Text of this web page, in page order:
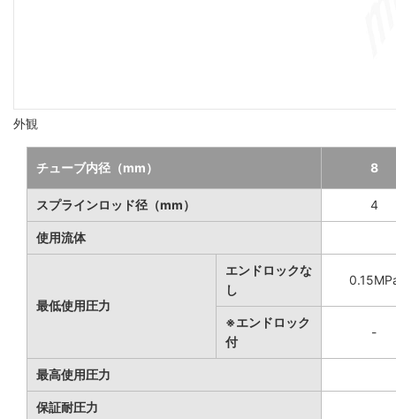
外観
チューブ内径（mm） 8
スプラインロッド径（mm） 4
使用流体
最低使用圧力
エンドロックな
し
※エンドロック
付
-
最高使用圧力
保証耐圧力